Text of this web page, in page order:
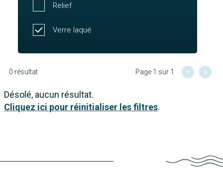
Relief
Verre laqué
0 résultat Page 1 sur 1
Désolé, aucun résultat.
Cliquez ici pour réinitialiser les filtres.